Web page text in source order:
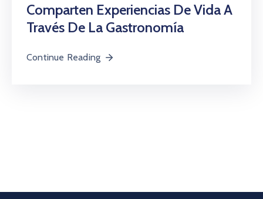
Comparten Experiencias De Vida A
Través De La Gastronomía
Continue Reading